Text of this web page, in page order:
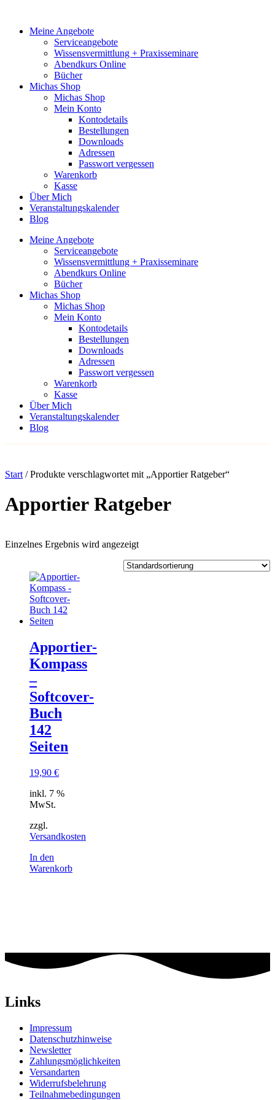
springenMeine Angebote
Serviceangebote
Wissensvermittlung + Praxisseminare
Abendkurs Online
Bücher
Michas Shop
Michas Shop
Mein Konto
Kontodetails
Bestellungen
Downloads
Adressen
Passwort vergessen
Warenkorb
Kasse
Über Mich
Veranstaltungskalender
Blog
Meine Angebote
Serviceangebote
Wissensvermittlung + Praxisseminare
Abendkurs Online
Bücher
Michas Shop
Michas Shop
Mein Konto
Kontodetails
Bestellungen
Downloads
Adressen
Passwort vergessen
Warenkorb
Kasse
Über Mich
Veranstaltungskalender
Blog
Start / Produkte verschlagwortet mit „Apportier Ratgeber“
Apportier Ratgeber
Einzelnes Ergebnis wird angezeigt
Apportier-
Kompass
–
Softcover-
Buch
142
Seiten
19,90 €
inkl. 7 %
MwSt.
zzgl.
Versandkosten
In den
Warenkorb
Links
Impressum
Datenschutzhinweise
Newsletter
Zahlungsmöglichkeiten
Versandarten
Widerrufsbelehrung
Teilnahmebedingungen